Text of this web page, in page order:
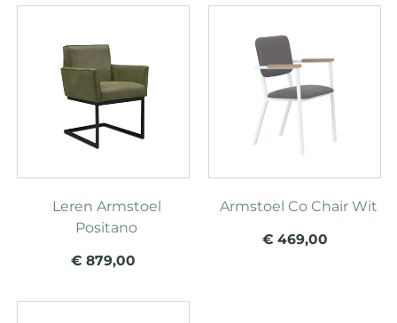
Leren Armstoel
Positano
€ 879,00
Armstoel Co Chair Wit
€ 469,00